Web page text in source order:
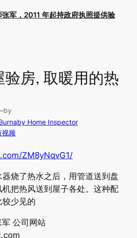
军，2011 年起持政府执照提供验
房, 取暖用的热
by
Home Inspector
视频
ZM8yNqvG1/
烧了热水之后，用管道送到盘
把热风送到屋子各处。这种配
少见的
公司网站